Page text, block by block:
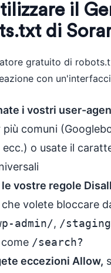
il
di
gratuito di
con
i vostri user-
più comuni
ecc.) o usate il
vostre regole
volete bloccare
admin/, /
/search?
eccezioni Allow,